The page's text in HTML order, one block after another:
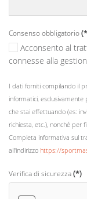
Consenso obbligatorio
connesse alla
I dati forniti compilando il
informatici,
che stai effettuando (es:
richiesta, etc.), nonché per
Completa informativa sul
all'indirizzo https://
Verifica di sicurezza(*)